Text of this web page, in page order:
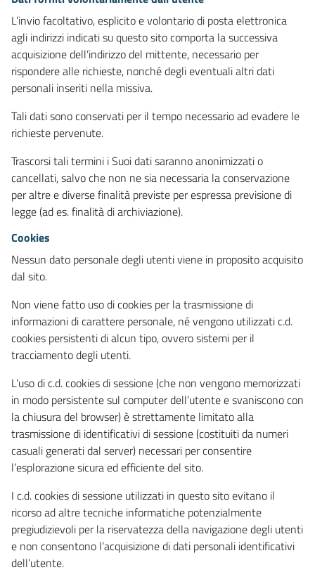
L’invio facoltativo, esplicito e volontario di posta elettronica
agli indirizzi indicati su questo sito comporta la successiva
acquisizione dell’indirizzo del mittente, necessario per
rispondere alle richieste, nonché degli eventuali altri dati
personali inseriti nella missiva.
Tali dati sono conservati per il tempo necessario ad evadere le
richieste pervenute.
Trascorsi tali termini i Suoi dati saranno anonimizzati o
cancellati, salvo che non ne sia necessaria la conservazione
per altre e diverse finalità previste per espressa previsione di
legge (ad es. finalità di archiviazione).
Cookies
Nessun dato personale degli utenti viene in proposito acquisito
dal sito.
Non viene fatto uso di cookies per la trasmissione di
informazioni di carattere personale, né vengono utilizzati c.d.
cookies persistenti di alcun tipo, ovvero sistemi per il
tracciamento degli utenti.
L’uso di c.d. cookies di sessione (che non vengono memorizzati
in modo persistente sul computer dell’utente e svaniscono con
la chiusura del browser) è strettamente limitato alla
trasmissione di identificativi di sessione (costituiti da numeri
casuali generati dal server) necessari per consentire
l’esplorazione sicura ed efficiente del sito.
I c.d. cookies di sessione utilizzati in questo sito evitano il
ricorso ad altre tecniche informatiche potenzialmente
pregiudizievoli per la riservatezza della navigazione degli utenti
e non consentono l’acquisizione di dati personali identificativi
dell’utente.